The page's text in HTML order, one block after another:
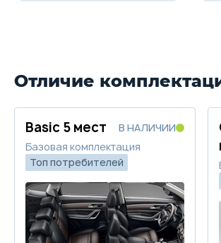
Отличие
Basic 5 мест
В НАЛИЧИИ
Базовая комплектация
Топ потребителей